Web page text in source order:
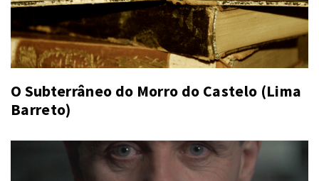
O Subterrâneo do Morro do Castelo (Lima
Barreto)